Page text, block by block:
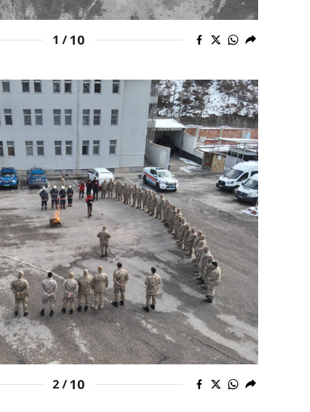
Samsun
Siirt
Sivas
Tekirdağ
Tokat
Trabzon
Tunceli
Şanlıurfa
Uşak
Van
Yozgat
Zonguldak
Aksaray
Bayburt
Karaman
1 /10
2 /10